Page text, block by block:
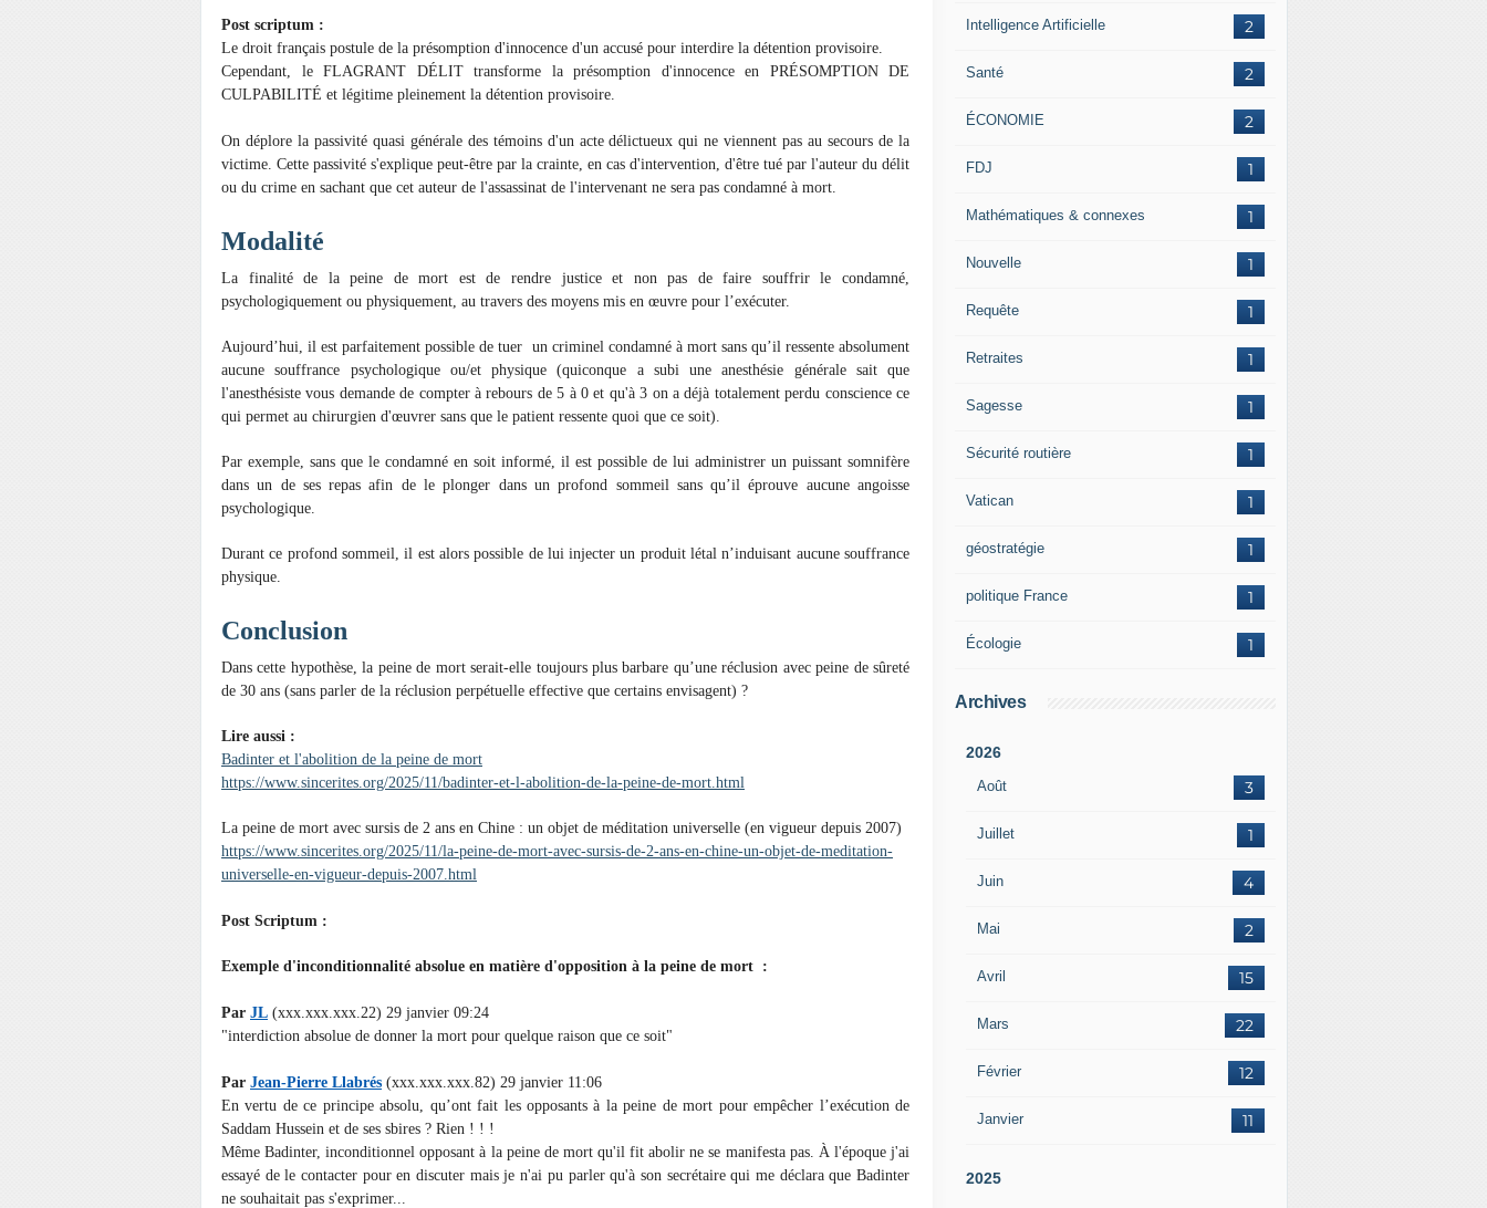
Post scriptum :
Le droit français postule de la présomption d'innocence d'un accusé pour interdire la détention provisoire.
Cependant, le FLAGRANT DÉLIT transforme la présomption d'innocence en PRÉSOMPTION DE
CULPABILITÉ et légitime pleinement la détention provisoire.
On déplore la passivité quasi générale des témoins d'un acte délictueux qui ne viennent pas au secours de la
victime. Cette passivité s'explique peut-être par la crainte, en cas d'intervention, d'être tué par l'auteur du délit
ou du crime en sachant que cet auteur de l'assassinat de l'intervenant ne sera pas condamné à mort.
Modalité
La finalité de la peine de mort est de rendre justice et non pas de faire souffrir le condamné,
psychologiquement ou physiquement, au travers des moyens mis en œuvre pour l’exécuter.
Aujourd’hui, il est parfaitement possible de tuer un criminel condamné à mort sans qu’il ressente absolument
aucune souffrance psychologique ou/et physique (quiconque a subi une anesthésie générale sait que
l'anesthésiste vous demande de compter à rebours de 5 à 0 et qu'à 3 on a déjà totalement perdu conscience ce
qui permet au chirurgien d'œuvrer sans que le patient ressente quoi que ce soit).
Par exemple, sans que le condamné en soit informé, il est possible de lui administrer un puissant somnifère
dans un de ses repas afin de le plonger dans un profond sommeil sans qu’il éprouve aucune angoisse
psychologique.
Durant ce profond sommeil, il est alors possible de lui injecter un produit létal n’induisant aucune souffrance
physique.
Conclusion
Dans cette hypothèse, la peine de mort serait-elle toujours plus barbare qu’une réclusion avec peine de sûreté
de 30 ans (sans parler de la réclusion perpétuelle effective que certains envisagent) ?
Lire aussi :
Badinter et l'abolition de la peine de mort
https://www.sincerites.org/2025/11/badinter-et-l-abolition-de-la-peine-de-mort.html
La peine de mort avec sursis de 2 ans en Chine : un objet de méditation universelle (en vigueur depuis 2007)
https://www.sincerites.org/2025/11/la-peine-de-mort-avec-sursis-de-2-ans-en-chine-un-objet-de-meditation-
universelle-en-vigueur-depuis-2007.html
Post Scriptum :
Exemple d'inconditionnalité absolue en matière d'opposition à la peine de mort :
Par JL (xxx.xxx.xxx.22) 29 janvier 09:24
"interdiction absolue de donner la mort pour quelque raison que ce soit"
Par Jean-Pierre Llabrés (xxx.xxx.xxx.82) 29 janvier 11:06
En vertu de ce principe absolu, qu’ont fait les opposants à la peine de mort pour empêcher l’exécution de
Saddam Hussein et de ses sbires ? Rien ! ! !
Même Badinter, inconditionnel opposant à la peine de mort qu'il fit abolir ne se manifesta pas. À l'époque j'ai
essayé de le contacter pour en discuter mais je n'ai pu parler qu'à son secrétaire qui me déclara que Badinter
ne souhaitait pas s'exprimer...
2
Intelligence Artificielle
2
Santé
2
ÉCONOMIE
1
FDJ
1
Mathématiques & connexes
1
Nouvelle
1
Requête
1
Retraites
1
Sagesse
1
Sécurité routière
1
Vatican
1
géostratégie
1
politique France
1
Écologie
Archives
2026
Août 3
Juillet 1
Juin 4
Mai 2
Avril 15
Mars 22
Février 12
Janvier 11
2025